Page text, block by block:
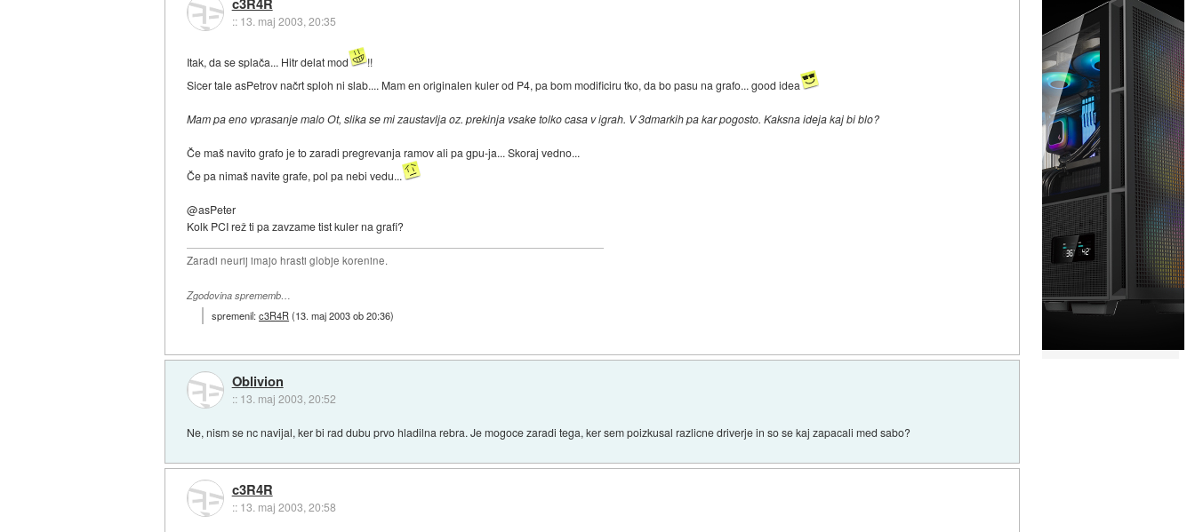
:: 13. maj 2003, 20:35
Itak, da se splača... Hitr delat mod
!!
Sicer tale asPetrov načrt sploh ni slab.... Mam en originalen kuler od P4, pa bom modificiru tko, da bo pasu na grafo... good idea
Mam pa eno vprasanje malo Ot, slika se mi zaustavlja oz. prekinja vsake tolko casa v igrah. V 3dmarkih pa kar pogosto. Kaksna ideja kaj bi blo?
Če maš navito grafo je to zaradi pregrevanja ramov ali pa gpu-ja... Skoraj vedno...
Če pa nimaš navite grafe, pol pa nebi vedu...
@asPeter
Kolk PCI rež ti pa zavzame tist kuler na grafi?
Zaradi neurij imajo hrasti globje korenine.
Zgodovina sprememb…
spremenil:c3R4R(13. maj 2003 ob 20:36)
Oblivion
:: 13. maj 2003, 20:52
Ne, nism se nc navijal, ker bi rad dubu prvo hladilna rebra. Je mogoce zaradi tega, ker sem poizkusal razlicne driverje in so se kaj zapacali med sabo?
c3R4R
:: 13. maj 2003, 20:58